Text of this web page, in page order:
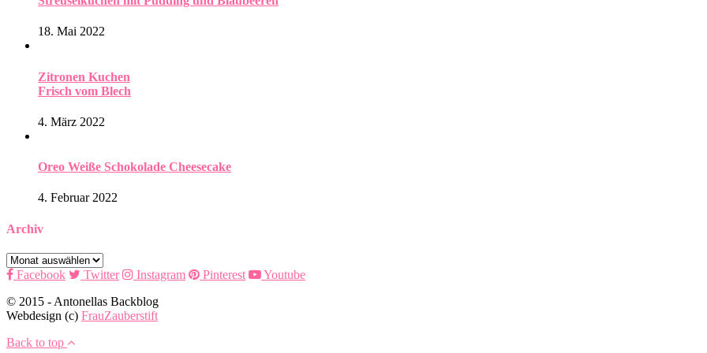
18. Mai 2022
Zitronen Kuchen
Frisch vom Blech
4. März 2022
Oreo Weiße Schokolade Cheesecake
4. Februar 2022
Archiv
Archiv
Facebook
Twitter Instagram Pinterest
Youtube
© 2015 - Antonellas Backblog
Webdesign (c) FrauZauberstift
Back to top